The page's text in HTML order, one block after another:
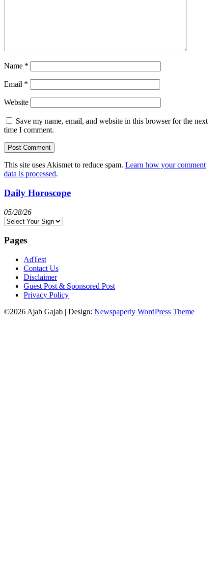
Name *
Email *
Website
Save my name, email, and website in this browser for the next
time I comment.
This site uses Akismet to reduce spam. Learn how your comment
data is processed.
Daily Horoscope
05/28/26
Pages
AdTest
Contact Us
Disclaimer
Guest Post & Sponsored Post
Privacy Policy
©2026 Ajab Gajab | Design: Newspaperly WordPress Theme